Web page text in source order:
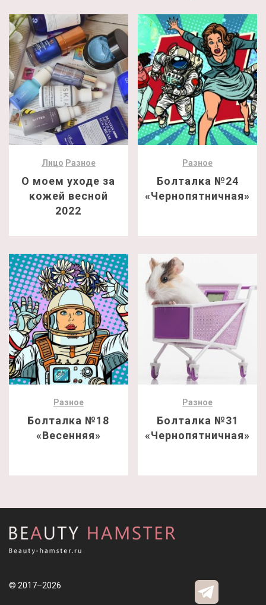
Лицо Разное
О моем уходе за
кожей весной
2022
Разное
Болталка №24
«Чернопятничная»
Разное
Болталка №18
«Весенняя»
Разное
Болталка №31
«Чернопятничная»
© 2017–2026